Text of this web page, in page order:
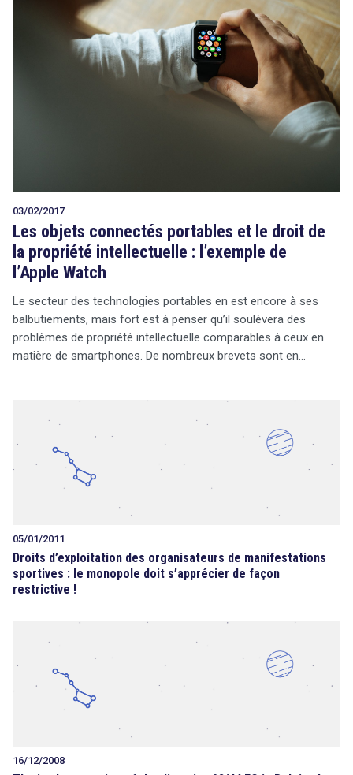
05/01/2011
Droits d’exploitation des organisateurs de manifestations
sportives : le monopole doit s’apprécier de façon
restrictive !
16/12/2008
03/02/2017
Les objets connectés portables et le droit de
la propriété intellectuelle : l’exemple de
l’Apple Watch
Le secteur des technologies portables en est encore à ses
balbutiements, mais fort est à penser qu’il soulèvera des
problèmes de propriété intellectuelle comparables à ceux en
matière de smartphones. De nombreux brevets sont en…